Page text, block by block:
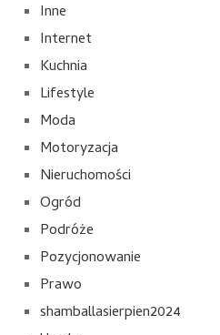
Inne
Internet
Kuchnia
Lifestyle
Moda
Motoryzacja
Nieruchomości
Ogród
Podróże
Pozycjonowanie
Prawo
shamballasierpien2024